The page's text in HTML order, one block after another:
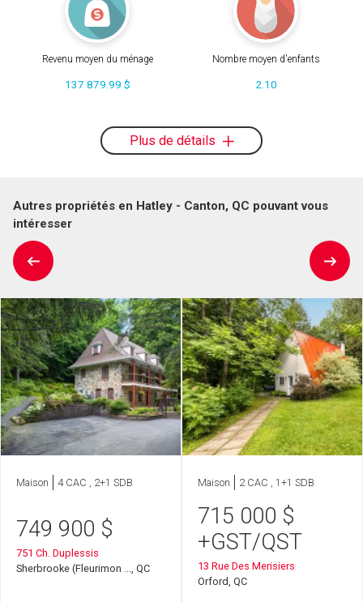
Revenu moyen du ménage
137 879.99 $
Nombre moyen d'enfants
2.10
Plus de détails
Autres propriétés en Hatley - Canton, QC pouvant vous
intéresser
Maison 4 CAC , 2+1 SDB
749 900 $
751 Ch. Duplessis
Sherbrooke (Fleurimon ..., QC
Maison 2 CAC , 1+1 SDB
715 000 $
+GST/QST
13 Rue Des Merisiers
Orford, QC